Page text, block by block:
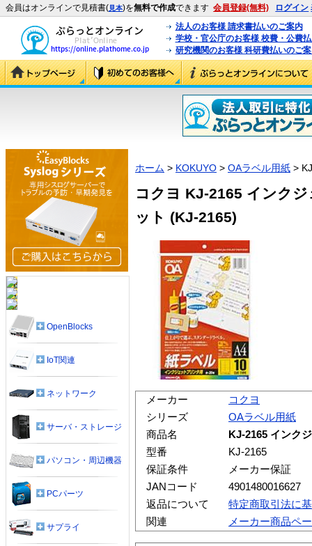
会員はオンラインで見積書(見本)を無料で作成できます 会員登録(無料) ログイン
法人のお客様 請求書払いのご案内
学校・官公庁のお客様 校費・公費
研究機関のお客様 科研費払いのご
ホーム > KOKUYO > OAラベル用紙 >
コクヨ KJ-2165 インク
ット (KJ-2165)
メーカー
コクヨ
シリーズ
OAラベル用紙
商品名
KJ-2165 インク
型番
KJ-2165
保証条件
メーカー保証
JANコード
4901480016627
返品について
特定商取引法に
関連
メーカー商品ペ
OpenBlocks
IoT関連
ネットワーク
サーバ・ストレージ
パソコン・周辺機器
PCパーツ
サプライ